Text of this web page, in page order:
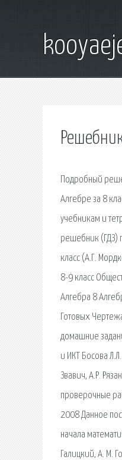
Подробный
Алгебре за 8
учебникам и
решебник (ГДЗ)
класс (А.Г.
8-9 класс
Алгебра 8
Готовых
домашние
и ИКТ Босова
Звавич, А.Р.
проверочные
2008 Данное
начала
Галицкий, А. М.